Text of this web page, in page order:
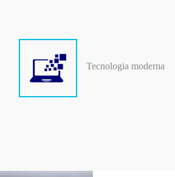
Tecnologia moderna